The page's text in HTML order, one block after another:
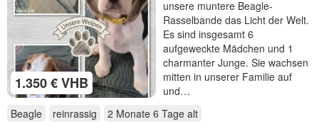
1.350 € VHB
unsere muntere Beagle-
Rasselbande das Licht der Welt.
Es sind insgesamt 6
aufgeweckte Mädchen und 1
charmanter Junge. Sie wachsen
mitten in unserer Familie auf
und…
Beagle
reinrassig 2 Monate 6 Tage alt